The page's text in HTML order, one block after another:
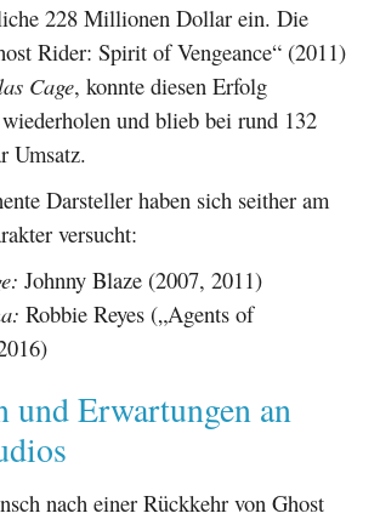
228 Millionen Dollar ein. Die
Rider: Spirit of Vengeance“ (2011)
Cage, konnte diesen Erfolg
und blieb bei rund 132
Umsatz.
Darsteller haben sich seither am
versucht:
Johnny Blaze (2007, 2011)
Robbie Reyes („Agents of
und Erwartungen an
nach einer Rückkehr von Ghost